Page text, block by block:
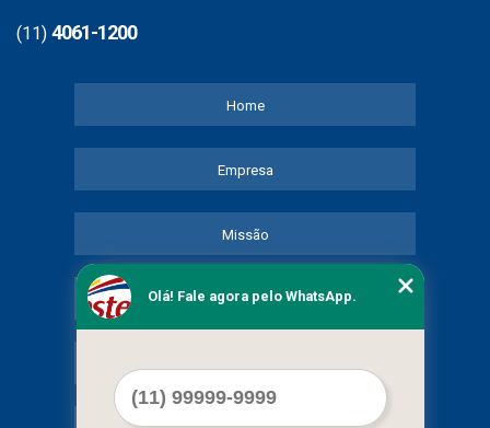
(11) 4061-1200
Home
Empresa
Missão
Serviços
Olá! Fale agora pelo WhatsApp.